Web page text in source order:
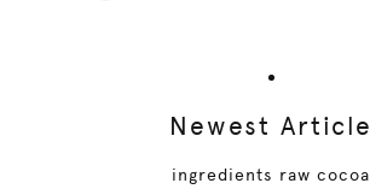
Newest Article
ingredients raw cocoa